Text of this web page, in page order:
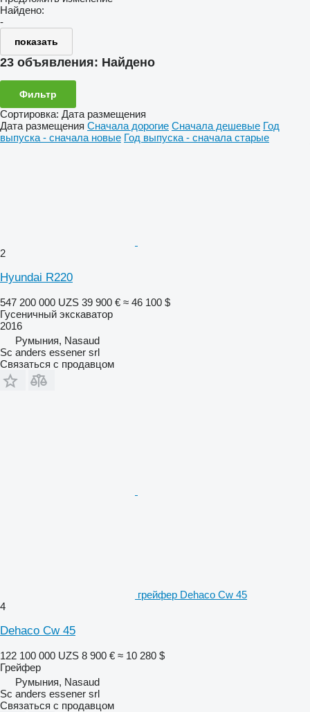
Найдено:
-
показать
23 объявления: Найдено
Фильтр
Сортировка: Дата размещения
Дата размещения Сначала дорогие Сначала дешевые Год
выпуска - сначала новые Год выпуска - сначала старые
2
Hyundai R220
547 200 000 UZS 39 900 € ≈ 46 100 $
Гусеничный экскаватор
2016
Румыния, Nasaud
Sc anders essener srl
Связаться с продавцом
грейфер Dehaco Cw 45
4
Dehaco Cw 45
122 100 000 UZS 8 900 € ≈ 10 280 $
Грейфер
Румыния, Nasaud
Sc anders essener srl
Связаться с продавцом